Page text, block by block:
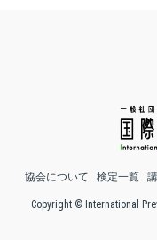
協会について 検定一覧
Copyright © International